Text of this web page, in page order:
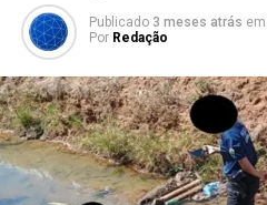
Publicado 3 meses atrás em
Por Redação